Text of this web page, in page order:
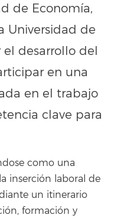
de Economía,
Universidad de
el desarrollo del
en una
en el trabajo
clave para
como una
inserción laboral de
un itinerario
formación y